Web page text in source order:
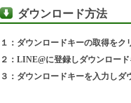
ダウンロード方法
１：ダウンロードキーの取得をク
２：LINE@に登録しダウンロー
３：ダウンロードキーを入力しダ